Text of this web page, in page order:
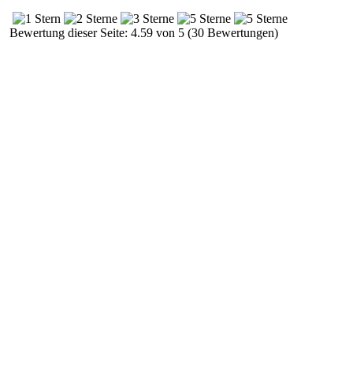
Bewertung dieser Seite: 4.59 von 5 (30 Bewertungen)